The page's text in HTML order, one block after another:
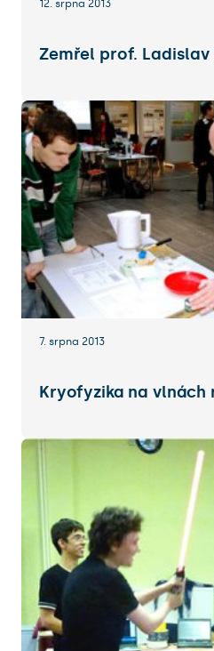
12. srpna 2013
Zemřel prof. Ladislav
7. srpna 2013
Kryofyzika na vlnách